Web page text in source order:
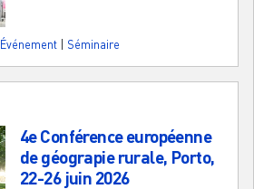
Événement Séminaire
4e Conférence européenne
de géograpie rurale, Porto,
22-26 juin 2026